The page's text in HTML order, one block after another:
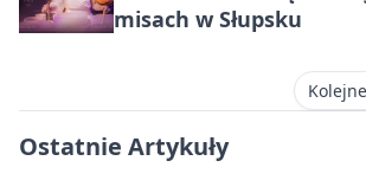
misach w Słupsku
Ostatnie Artykuły